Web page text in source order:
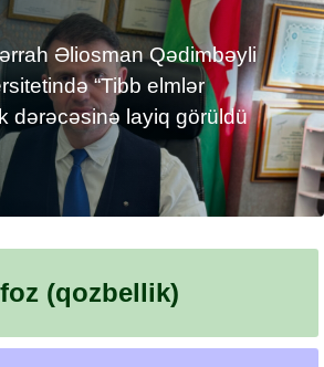
Əliosman Qədimbəyli
“Tibb elmlər
dərəcəsinə layiq görüldü
(qozbellik)